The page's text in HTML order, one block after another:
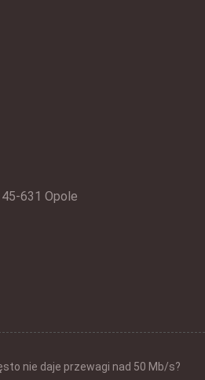
631 Opole
nie daje przewagi nad 50 Mb/s?